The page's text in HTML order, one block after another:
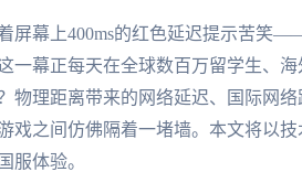
屏幕上400ms的红色延迟提示苦笑
一幕正每天在全球数百万留学生、
物理距离带来的网络延迟、国际网
戏之间仿佛隔着一堵墙。本文将以
服体验。